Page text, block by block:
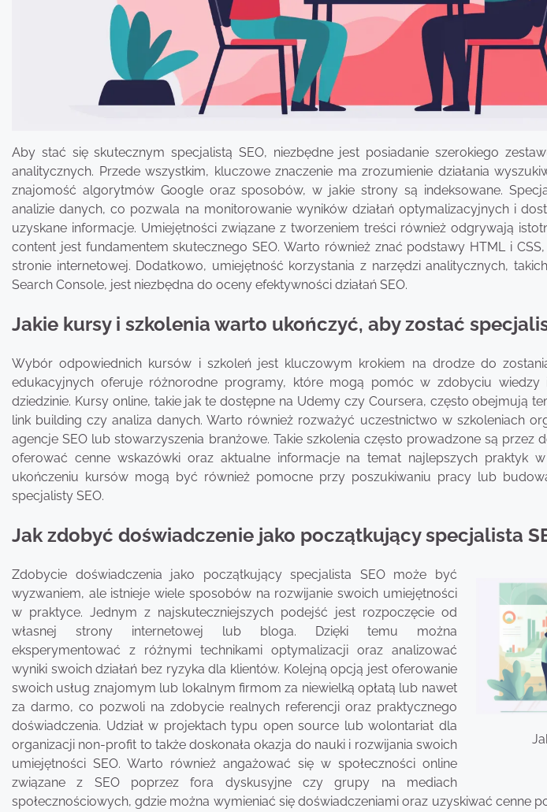
Aby stać się skutecznym specjalistą SEO, niezbędne jest posiadanie szerokiego
analitycznych. Przede wszystkim, kluczowe znaczenie ma zrozumienie działania
znajomość algorytmów Google oraz sposobów, w jakie strony są indeksowane.
analizie danych, co pozwala na monitorowanie wyników działań optymalizacyjnych i
uzyskane informacje. Umiejętności związane z tworzeniem treści również odgrywają
content jest fundamentem skutecznego SEO. Warto również znać podstawy HTML i
stronie internetowej. Dodatkowo, umiejętność korzystania z narzędzi analitycznych,
Search Console, jest niezbędna do oceny efektywności działań SEO.
Jakie kursy i szkolenia warto ukończyć, aby zostać
Wybór odpowiednich kursów i szkoleń jest kluczowym krokiem na drodze do
edukacyjnych oferuje różnorodne programy, które mogą pomóc w zdobyciu
dziedzinie. Kursy online, takie jak te dostępne na Udemy czy Coursera, często obejmują
link building czy analiza danych. Warto również rozważyć uczestnictwo w szkoleniach
agencje SEO lub stowarzyszenia branżowe. Takie szkolenia często prowadzone są przez
oferować cenne wskazówki oraz aktualne informacje na temat najlepszych praktyk
ukończeniu kursów mogą być również pomocne przy poszukiwaniu pracy lub
specjalisty SEO.
Jak zdobyć doświadczenie jako początkujący specjalista
Zdobycie doświadczenia jako początkujący specjalista SEO może być
wyzwaniem, ale istnieje wiele sposobów na rozwijanie swoich umiejętności
w praktyce. Jednym z najskuteczniejszych podejść jest rozpoczęcie od
własnej strony internetowej lub bloga. Dzięki temu można
eksperymentować z różnymi technikami optymalizacji oraz analizować
wyniki swoich działań bez ryzyka dla klientów. Kolejną opcją jest oferowanie
swoich usług znajomym lub lokalnym firmom za niewielką opłatą lub nawet
za darmo, co pozwoli na zdobycie realnych referencji oraz praktycznego
doświadczenia. Udział w projektach typu open source lub wolontariat dla
organizacji non-profit to także doskonała okazja do nauki i rozwijania swoich
umiejętności SEO. Warto również angażować się w społeczności online
związane z SEO poprzez fora dyskusyjne czy grupy na mediach
społecznościowych, gdzie można wymieniać się doświadczeniami oraz uzyskiwać cenne